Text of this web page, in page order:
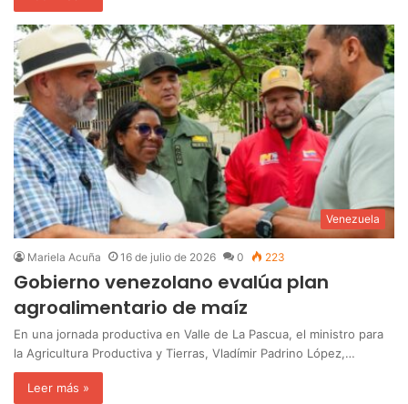
Venezuela
Mariela Acuña 16 de julio de 2026 0 223
Gobierno venezolano evalúa plan
agroalimentario de maíz
En una jornada productiva en Valle de La Pascua, el ministro para
la Agricultura Productiva y Tierras, Vladímir Padrino López,…
Leer más »